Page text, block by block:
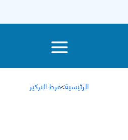
الرئيسية>فرط التركيز